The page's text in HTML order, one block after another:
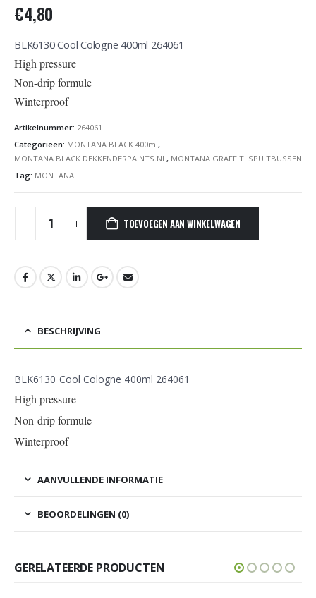
€4,80
BLK6130 Cool Cologne 400ml 264061
High pressure
Non-drip formule
Winterproof
Artikelnummer: 264061
Categorieën: MONTANA BLACK 400ml,
MONTANA BLACK DEKKENDERPAINTS.NL , MONTANA GRAFFITI SPUITBUSSEN
Tag: MONTANA
TOEVOEGEN AAN WINKELWAGEN
BESCHRIJVING
BLK6130 Cool Cologne 400ml 264061
High pressure
Non-drip formule
Winterproof
AANVULLENDE INFORMATIE
BEOORDELINGEN (0)
GERELATEERDE PRODUCTEN